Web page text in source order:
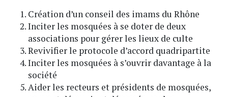
Création d’un conseil des imams du Rhône
Inciter les mosquées à se doter de deux
associations pour gérer les lieux de culte
Revivifier le protocole d’accord quadripartite
Inciter les mosquées à s’ouvrir davantage à la
société
Aider les recteurs et présidents de mosquées,